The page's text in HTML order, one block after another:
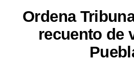
Ordena
recuento de